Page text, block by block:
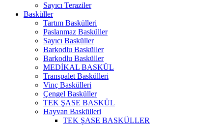
Sayıcı Teraziler
Basküller
Tartım Baskülleri
Paslanmaz Basküller
Sayıcı Basküller
Barkodlu Basküller
Barkodlu Basküller
MEDİKAL BASKÜL
Transpalet Baskülleri
Vinç Baskülleri
Çengel Basküller
TEK ŞASE BASKÜL
Hayvan Baskülleri
TEK ŞASE BASKÜLLER